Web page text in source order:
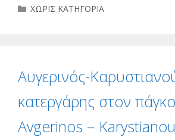
Κατηγορίες
ΧΩΡΙΣ ΚΑΤΗΓΟΡΙΑ
Αυγερινός-
κατεργάρης στον
Avgerinos –